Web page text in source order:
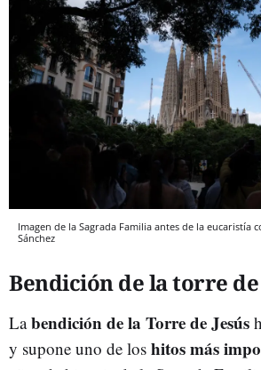
Imagen de la Sagrada Familia antes de la eucaristía
Sánchez
Bendición de la torre de
Labendición de la Torre de Jesús
y supone uno de los hitos más